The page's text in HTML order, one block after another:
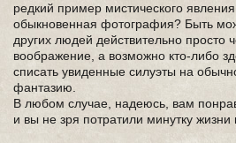
редкий пример мистического
обыкновенная фотография? Быть
других людей действительно просто
воображение, а возможно кто-либо
списать увиденные силуэты на
фантазию.
В любом случае, надеюсь, вам
и вы не зря потратили минутку жизни